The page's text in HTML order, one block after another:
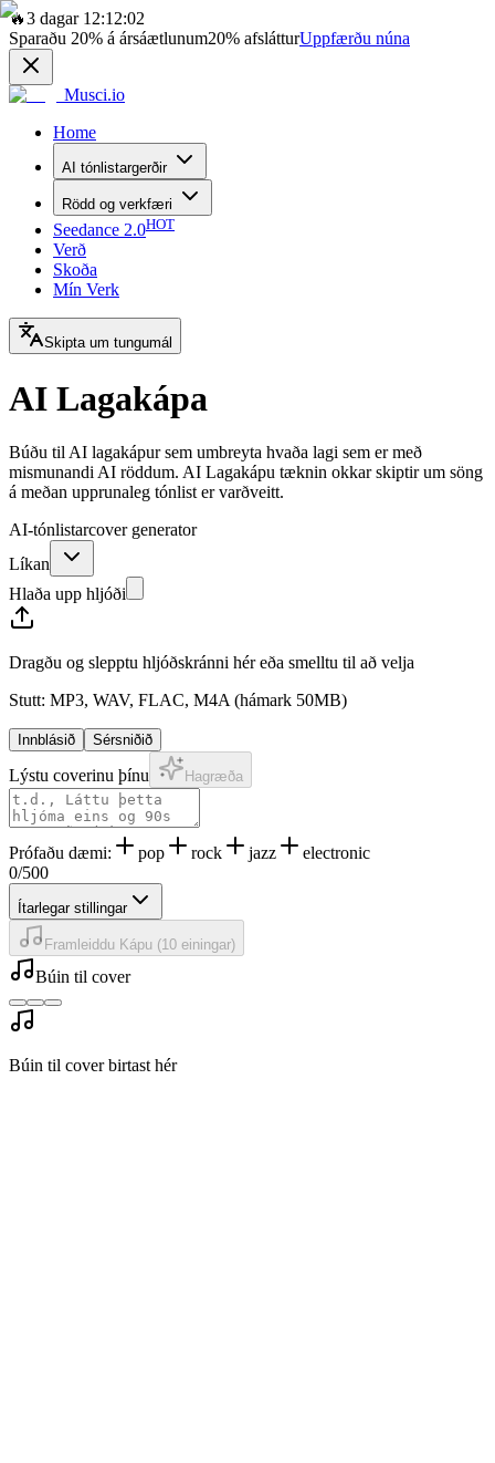
🔥3 dagar 12:12:02
Sparaðu 20% á ársáætlunum20% afslátturUppfærðu núna
Musci.io
Home
AI tónlistargerðir
Rödd og verkfæri
Seedance 2.0HOT
Verð
Skoða
Mín Verk
Skipta um tungumál
AI Lagakápa
Búðu til AI lagakápur sem umbreyta hvaða lagi sem er með
mismunandi AI röddum. AI Lagakápu tæknin okkar skiptir um söng
á meðan upprunaleg tónlist er varðveitt.
AI-tónlistarcover generator
Líkan
Hlaða upp hljóði
Dragðu og slepptu hljóðskránni hér eða smelltu til að velja
Stutt: MP3, WAV, FLAC, M4A (hámark 50MB)
Innblásið Sérsniðið
Lýstu coverinu þínu Hagræða
Prófaðu dæmi: pop rock jazz
electronic
0/500
Ítarlegar stillingar
Framleiddu Kápu (10 einingar)
Búin til cover
Búin til cover birtast hér